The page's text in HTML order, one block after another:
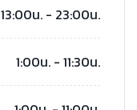
13:00น. - 23:00น.
1:00น. - 11:30น.